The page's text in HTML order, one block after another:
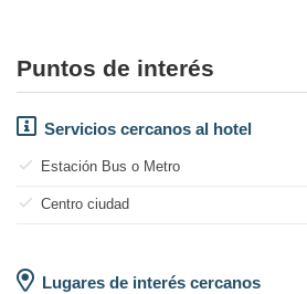
Puntos de interés
Servicios cercanos al hotel
Estación Bus o Metro
Centro ciudad
Lugares de interés cercanos